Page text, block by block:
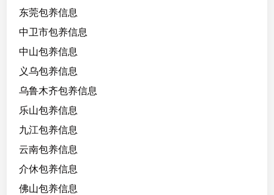
东莞包养信息
中卫市包养信息
中山包养信息
义乌包养信息
乌鲁木齐包养信息
乐山包养信息
九江包养信息
云南包养信息
介休包养信息
佛山包养信息